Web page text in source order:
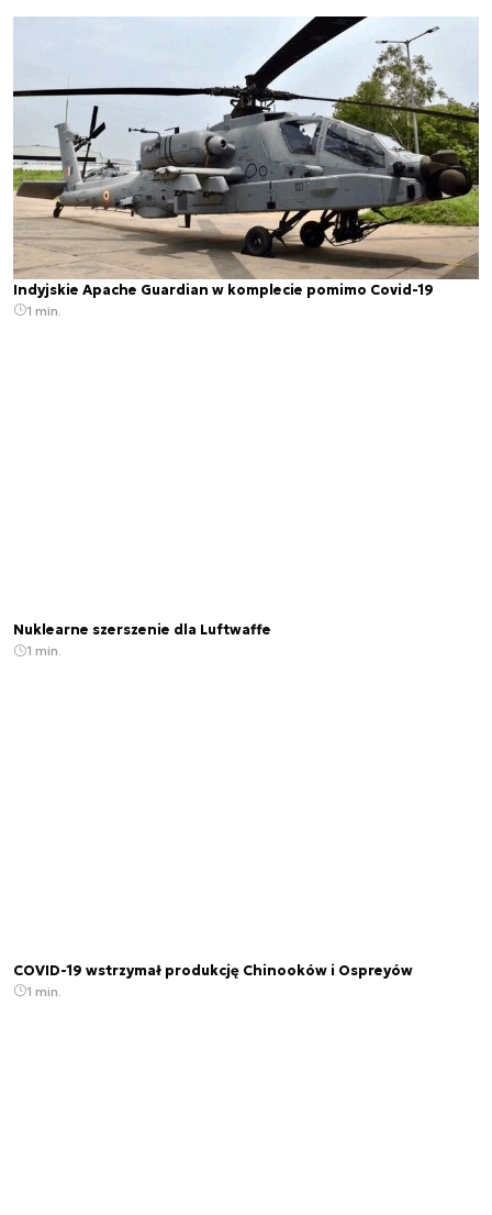
Indyjskie Apache Guardian w komplecie pomimo Covid-19
1 min.
Nuklearne szerszenie dla Luftwaffe
1 min.
COVID-19 wstrzymał produkcję Chinooków i Ospreyów
1 min.